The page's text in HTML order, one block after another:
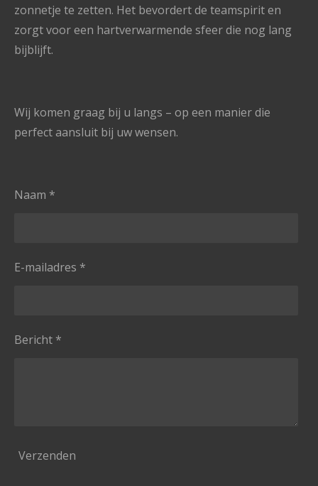
zonnetje te zetten. Het bevordert de teamspirit en
zorgt voor een hartverwarmende sfeer die nog lang
bijblijft.
Wij komen graag bij u langs – op een manier die
perfect aansluit bij uw wensen.
Naam *
E-mailadres *
Bericht *
Verzenden